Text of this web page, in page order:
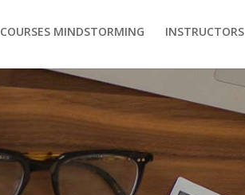
COURSES MINDSTORMING INSTRUCTORS